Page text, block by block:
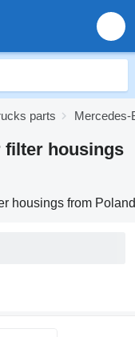
parts Mercedes-
filter housings
housings from Poland